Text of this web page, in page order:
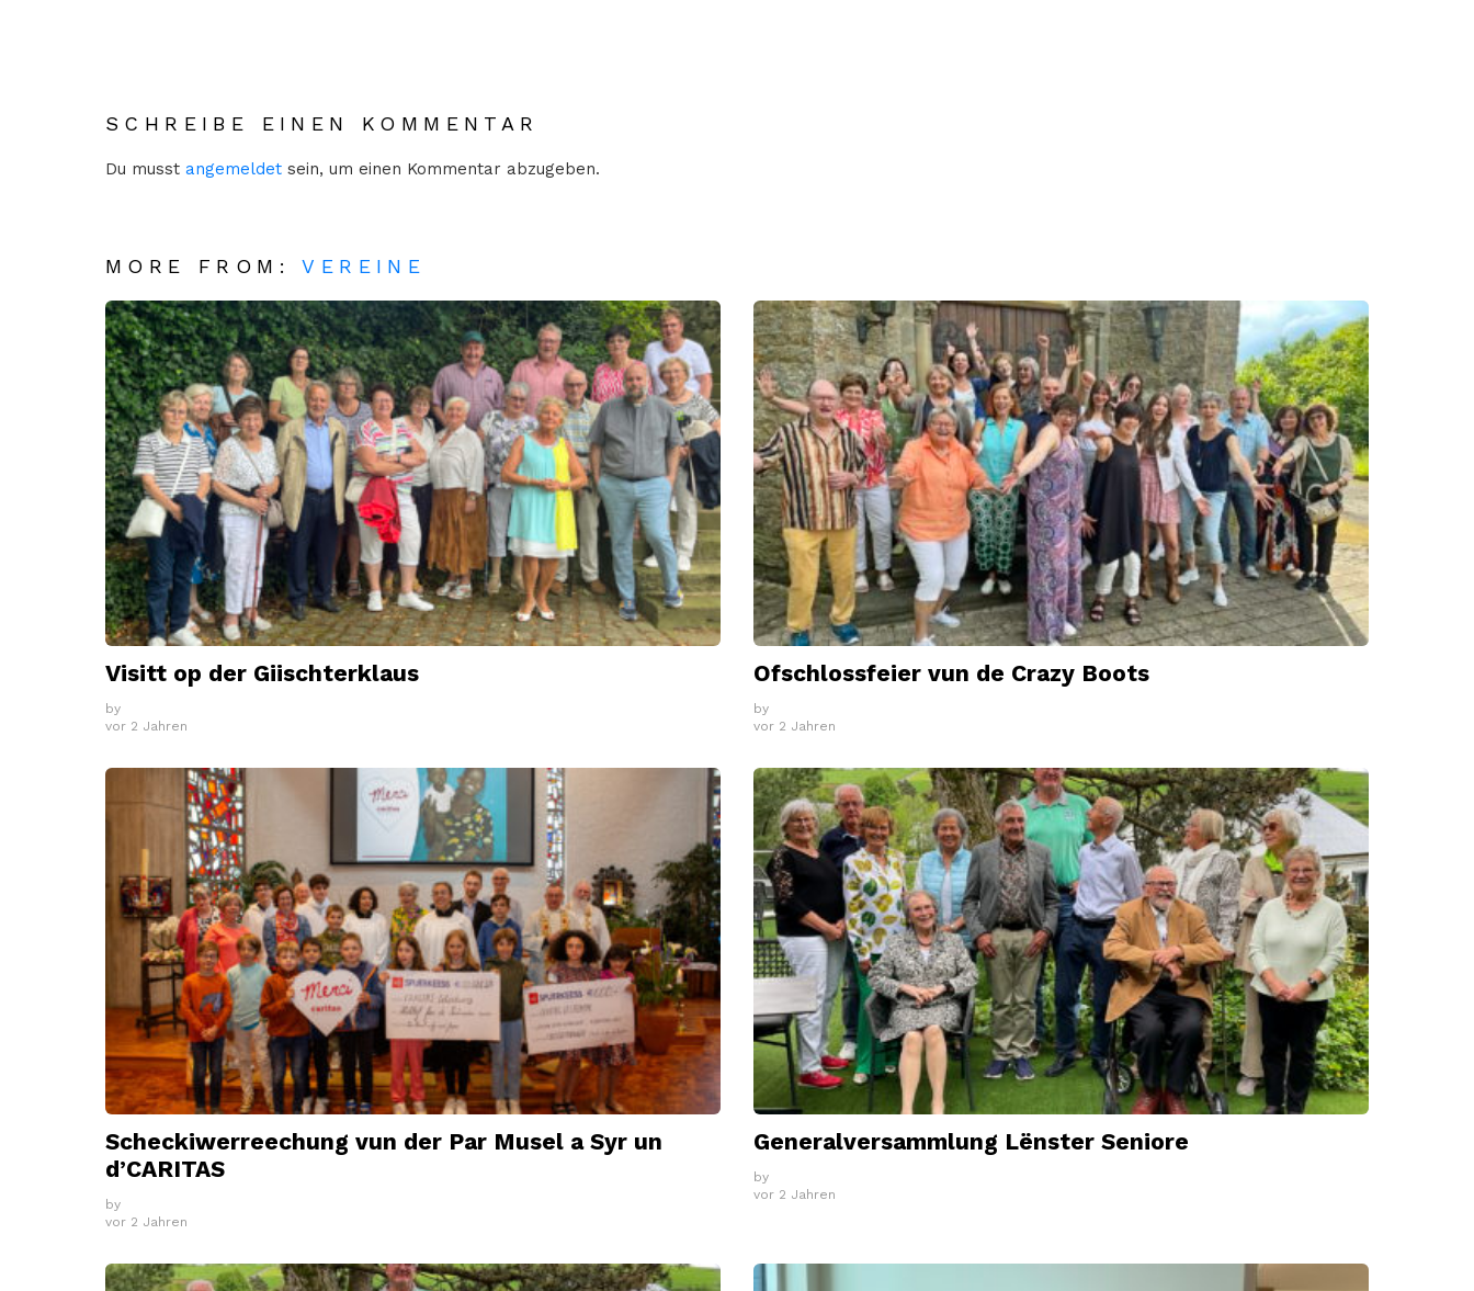
SCHREIBE EINEN KOMMENTAR
Du musst angemeldet sein, um einen Kommentar abzugeben.
MORE FROM:VEREINE
Visitt op der Giischterklaus
by
vor 2 Jahren
Ofschlossfeier vun de Crazy Boots
by
vor 2 Jahren
Scheckiwerreechung vun der Par Musel a Syr un
d’CARITAS
by
vor 2 Jahren
Generalversammlung Lënster Seniore
by
vor 2 Jahren